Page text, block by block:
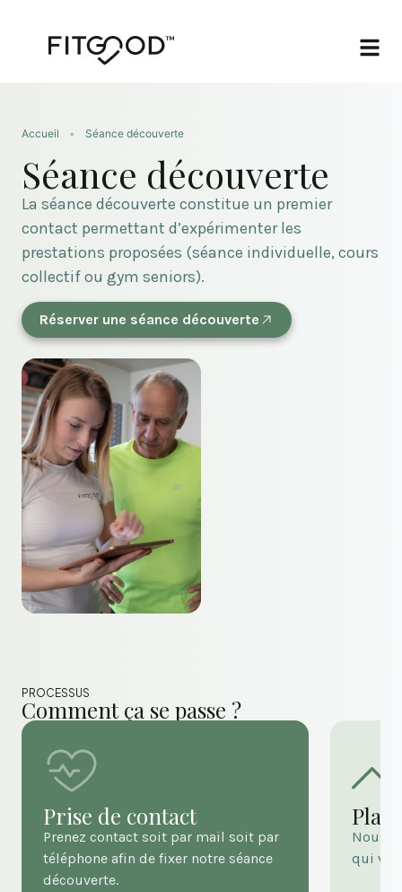
Accueil • Séance découverte
Séance découverte
La séance découverte constitue un premier
contact permettant d’expérimenter les
prestations proposées (séance individuelle, cours
collectif ou gym seniors).
Réserver une séance découverte
PROCESSUS
Comment ça se passe ?
Prise de contact
Prenez contact soit par mail soit par
téléphone afin de fixer notre séance
découverte.
Nous
qui